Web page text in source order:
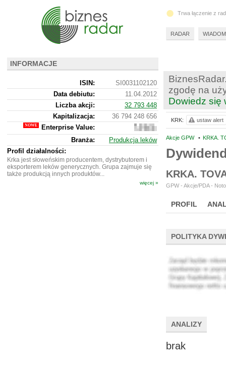
zgodę na
Dowiedz się
Akcje GPW • KRKA.
KRKA.
GPW - Akcje/PDA -
PROFIL
POLITYKA
ANALIZY
brak
KRK: ustaw alert
INFORMACJE
ISIN:
SI0031102120
Data debiutu:
11.04.2012
Liczba akcji:
32 793 448
Kapitalizacja:
36 794 248 656
Enterprise Value:
35
206
091
Branża:
Produkcja leków
Profil działalności:
Krka jest słoweńskim producentem, dystrybutorem i
eksporterem leków generycznych. Grupa zajmuje się
także produkcją innych produktów...
więcej »
Trwa łączenie z
RADAR